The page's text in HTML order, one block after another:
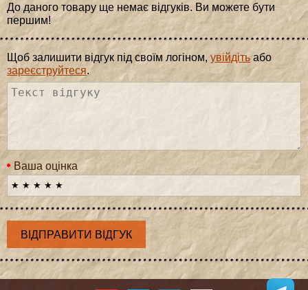
До даного товару ще немає відгуків. Ви можете бути
першим!
Щоб залишити відгук під своїм логіном, увійдіть або
зареєструйтеся.
Ваша оцінка